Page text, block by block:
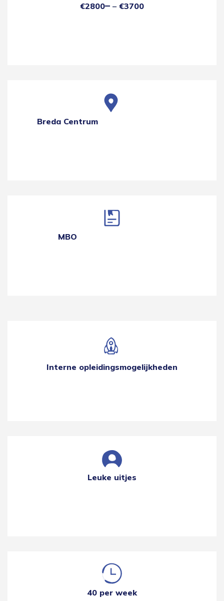
€2800 €3700
Breda Centrum
MBO
Interne opleidingsmogelijkheden
Leuke uitjes
40 per week